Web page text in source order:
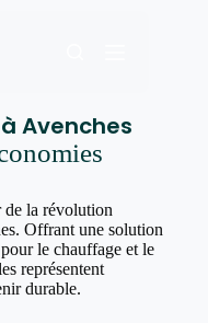
Avenches
de la révolution
Offrant une solution
le chauffage et le
représentent
durable.